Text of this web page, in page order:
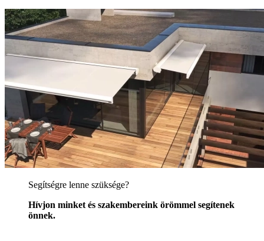
Segítségre lenne szüksége?
Hívjon minket és szakembereink örömmel segítenek
önnek.